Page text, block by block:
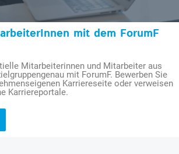
mit dem ForumF
Mitarbeiterinnen und Mitarbeiter aus
mit ForumF. Bewerben Sie
Karriereseite oder verweisen
Karriereportale.